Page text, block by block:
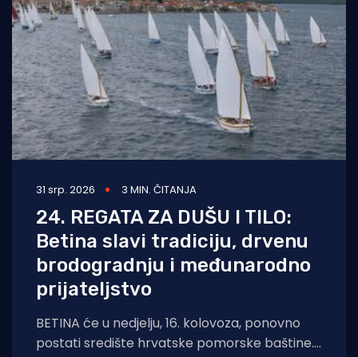
31 srp. 2026 3 MIN. ČITANJA
24. REGATA ZA DUŠU I TILO:
Betina slavi tradiciju, drvenu
brodogradnju i međunarodno
prijateljstvo
BETINA će u nedjelju, 16. kolovoza, ponovno
postati središte hrvatske pomorske baštine.